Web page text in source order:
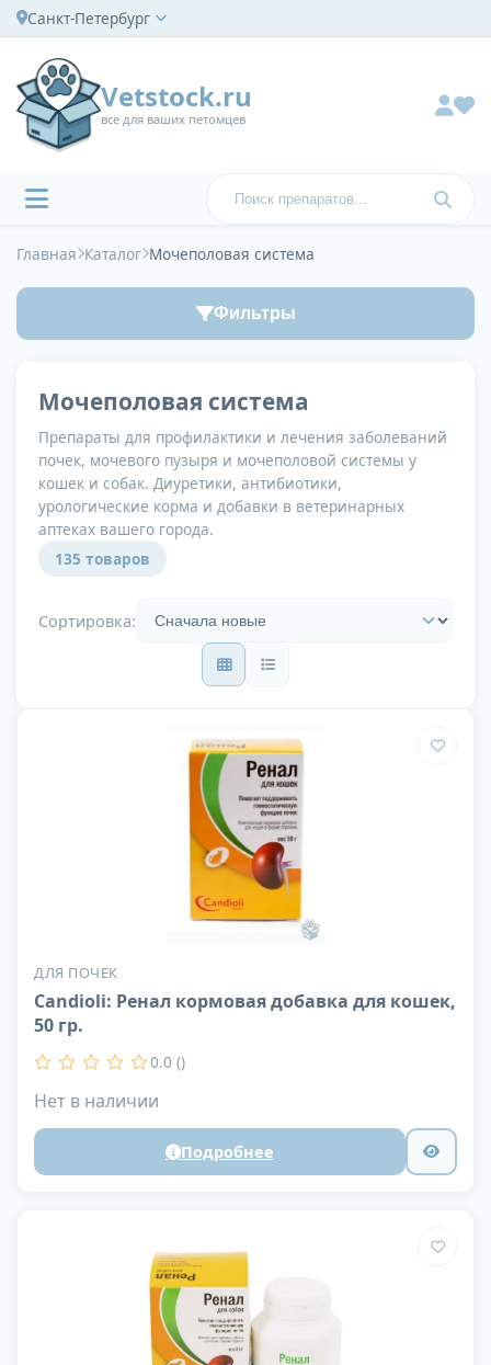
Санкт-Петербург
Vetstock.ru
все для ваших петомцев
Главная Каталог Мочеполовая система
Фильтры
Мочеполовая система
Препараты для профилактики и лечения заболеваний
почек, мочевого пузыря и мочеполовой системы у
кошек и собак. Диуретики, антибиотики,
урологические корма и добавки в ветеринарных
аптеках вашего города.
135 товаров
Сортировка:
ДЛЯ ПОЧЕК
Candioli: Ренал кормовая добавка для кошек,
50 гр.
0.0 ()
Нет в наличии
Подробнее